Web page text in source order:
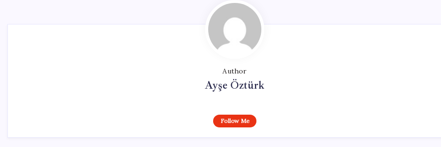
Author
Ayşe Öztürk
Follow Me